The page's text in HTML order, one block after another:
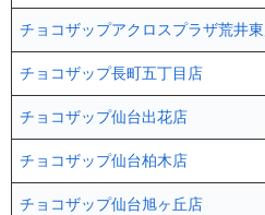
チョコザップアクロスプラザ荒井
チョコザップ長町五丁目店
チョコザップ仙台出花店
チョコザップ仙台柏木店
チョコザップ仙台旭ヶ丘店